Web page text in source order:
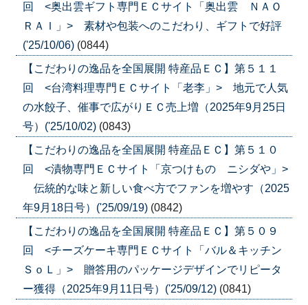
回 <奥出雲ギフト専門ＥＣサイト「奥出雲 ＮＡＯ
ＲＡＩ」> 素材や包装へのこだわり、ギフトで好評
('25/10/06) (0844)
【こだわりの逸品を全国展開 特産品ＥＣ】第５１１
回 <台湾料理専門ＥＣサイト「老李」> 地元で人気
の水餃子、催事で広がりＥＣ売上増（2025年9月25日
号）('25/10/02) (0843)
【こだわりの逸品を全国展開 特産品ＥＣ】第５１０
回 <漬物専門ＥＣサイト「京つけもの ニシダや」>
伝統的な味と新しい食べ方でファンを増やす（2025
年9月18日号）('25/09/19) (0842)
【こだわりの逸品を全国展開 特産品ＥＣ】第５０９
回 <チーズケーキ専門ＥＣサイト「バル＆キッチン
ＳｏＬ」> 贈答用のパッケージデザインでリピータ
ー獲得（2025年9月11日号）('25/09/12) (0841)